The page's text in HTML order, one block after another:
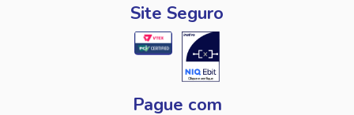
Site Seguro
Pague com